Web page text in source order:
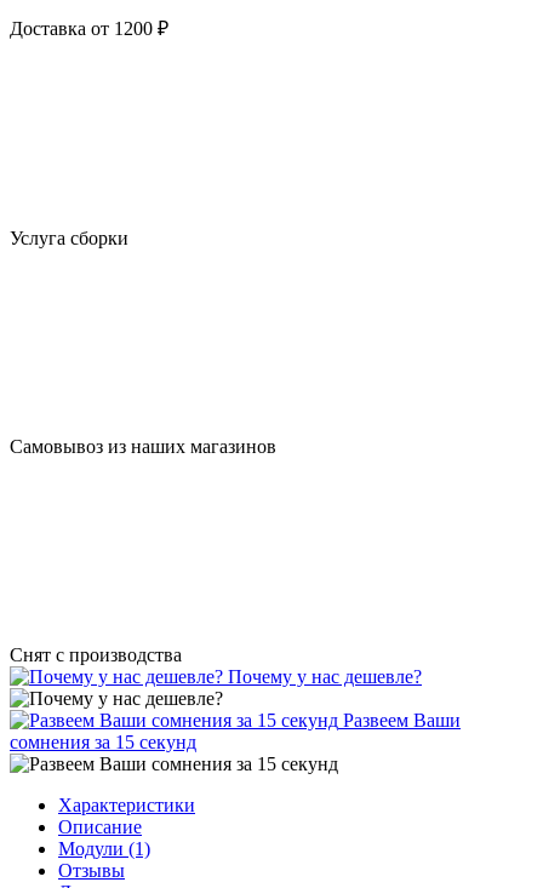
Доставка от 1200 ₽
Услуга сборки
Самовывоз из наших магазинов
Cнят с производства
Почему у нас дешевле?
Развеем Ваши
сомнения за 15 секунд
Характеристики
Описание
Модули (1)
Отзывы